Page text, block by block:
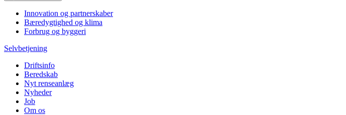
Innovation og partnerskaber
Bæredygtighed og klima
Forbrug og byggeri
Selvbetjening
Driftsinfo
Beredskab
Nyt renseanlæg
Nyheder
Job
Om os